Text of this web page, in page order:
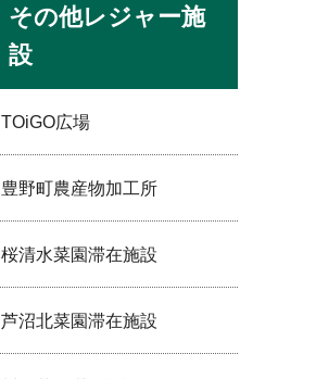
その他レジャー施
設
TOiGO広場
豊野町農産物加工所
桜清水菜園滞在施設
芦沼北菜園滞在施設